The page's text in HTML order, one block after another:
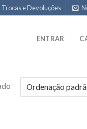
Trocas e Devoluções
ENTRAR